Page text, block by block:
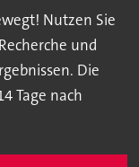
Nutzen Sie
und
Die
Tage nach